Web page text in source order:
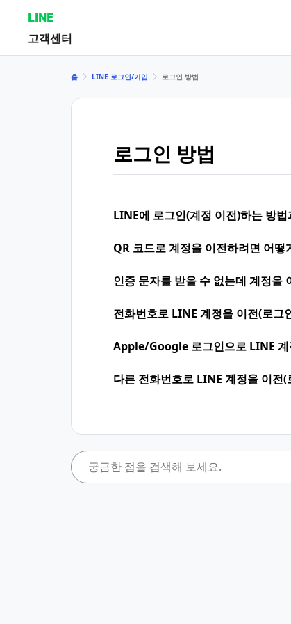
LINE
고객센터
홈 LINE 로그인/가입 로그인 방법
로그인 방법
LINE에 로그인(계정 이전)하는 방
QR 코드로 계정을 이전하려면 어떻
인증 문자를 받을 수 없는데 계정을
전화번호로 LINE 계정을 이전(로그
Apple/Google 로그인으로 LINE 계
다른 전화번호로 LINE 계정을 이전